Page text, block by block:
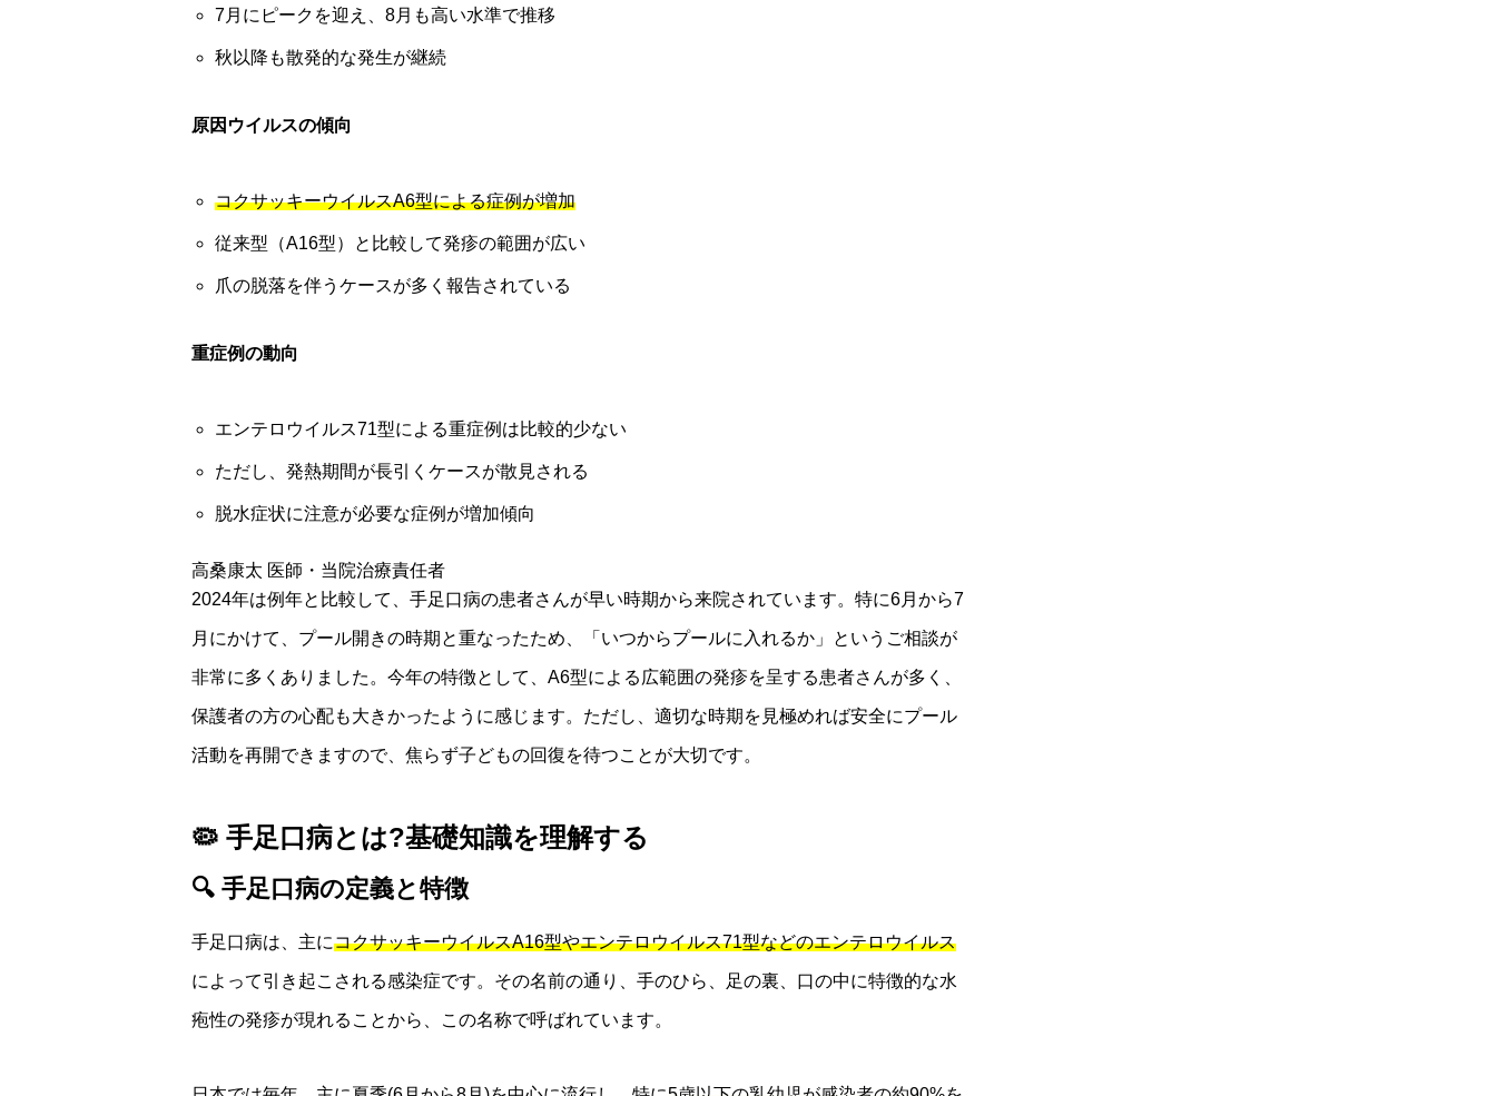
7月にピークを迎え、8月も高い水準で推移
秋以降も散発的な発生が継続
原因ウイルスの傾向
コクサッキーウイルスA6型による症例が増加
従来型（A16型）と比較して発疹の範囲が広い
爪の脱落を伴うケースが多く報告されている
重症例の動向
エンテロウイルス71型による重症例は比較的少ない
ただし、発熱期間が長引くケースが散見される
脱水症状に注意が必要な症例が増加傾向
高桑康太 医師・当院治療責任者
2024年は例年と比較して、手足口病の患者さんが早い時期から来院されています。特に6月から7
月にかけて、プール開きの時期と重なったため、「いつからプールに入れるか」というご相談が
非常に多くありました。今年の特徴として、A6型による広範囲の発疹を呈する患者さんが多く、
保護者の方の心配も大きかったように感じます。ただし、適切な時期を見極めれば安全にプール
活動を再開できますので、焦らず子どもの回復を待つことが大切です。
🦠 手足口病とは?基礎知識を理解する
🔍 手足口病の定義と特徴
手足口病は、主にコクサッキーウイルスA16型やエンテロウイルス71型などのエンテロウイルス
によって引き起こされる感染症です。その名前の通り、手のひら、足の裏、口の中に特徴的な水
疱性の発疹が現れることから、この名称で呼ばれています。